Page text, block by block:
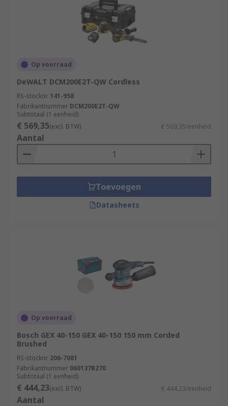
Op voorraad
DeWALT DCM200E2T-QW Cordless
RS-stocknr. 141-958
Fabrikantnummer DCM200E2T-QW
Subtotaal (1 eenheid)
€ 569,35(excl. BTW) € 569,35/eenheid
Aantal
Toevoegen
Datasheets
Op voorraad
Bosch GEX 40-150 GEX 40-150 150 mm Corded
Brushed
RS-stocknr. 206-7081
Fabrikantnummer 060137B270
Subtotaal (1 eenheid)
€ 444,23(excl. BTW) € 444,23/eenheid
Aantal